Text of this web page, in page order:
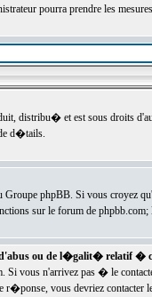
pourra prendre les
distribu� et est sous droits
d�tails.
phpBB. Si vous croyez
sur le forum de
ou de l�galit� relatif �
Si vous n'arrivez pas � le
r�ponse, vous devriez